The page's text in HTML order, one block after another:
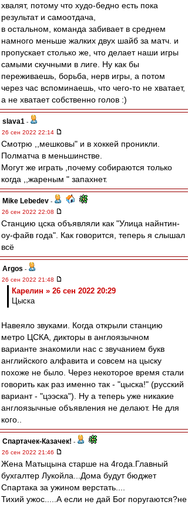
хвалят, потому что худо-бедно есть пока
результат и самоотдача,
в остальном, команда забивает в среднем
намного меньше жалких двух шайб за матч. и
пропускает столько же, что делает наши игры
самыми скучными в лиге. Ну как бы
переживаешь, борьба, нерв игры, а потом
через час вспоминаешь, что чего-то не хватает,
а не хватает собственно голов :)
slava1 -
26 сен 2022 22:14
Смотрю ,,мешковы" и в хоккей проникли.
Полматча в меньшинстве.
Могут же играть ,почему собираются только
когда ,,жареным " запахнет.
Mike Lebedev -
26 сен 2022 22:08
Станцию цска объявляли как "Улица найнтин-
оу-файв года". Как говорится, теперь я слышал
всё
Argos -
26 сен 2022 21:48
Карелин » 26 сен 2022 20:29
Цыска
Навеяло звуками. Когда открыли станцию
метро ЦСКА, дикторы в англоязычном
варианте знакомили нас с звучанием букв
английского алфавита и совсем на цыску
похоже не было. Через некоторое время стали
говорить как раз именно так - "цыска!" (русский
вариант - "цээска"). Ну а теперь уже никакие
англоязычные объявления не делают. Не для
кого..
Спартачек-Казачек! -
26 сен 2022 21:46
Жена Матыцына старше на 4года.Главный
бухгалтер Лукойла...Дома будут бюджет
Спартака за ужином верстать....
Тихий ужос.....А если не дай Бог поругаются?не